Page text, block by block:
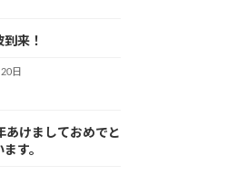
来！
日
あけましておめでと
す。